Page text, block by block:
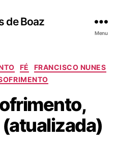
de Boaz
Menu
C
a
t
e
g
o
r
FÉ
FRANCISCO NUNES
(atualizada)